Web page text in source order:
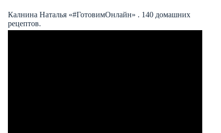
Калнина Наталья «#ГотовимОнлайн» . 140 домашних
рецептов.